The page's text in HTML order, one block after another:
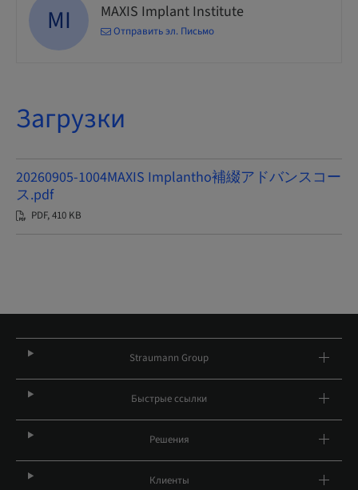
MI MAXIS Implant Institute
Отправить эл. Письмо
Загрузки
20260905-1004MAXIS Implantho補綴アドバンスコー
ス.pdf
PDF, 410 KB
Straumann Group
Быстрые ссылки
Решения
Клиенты